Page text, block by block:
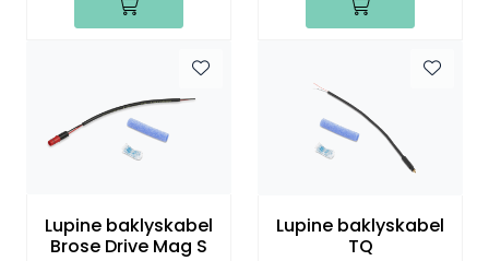
Lupine baklyskabel
Brose Drive Mag S
Lupine baklyskabel
TQ